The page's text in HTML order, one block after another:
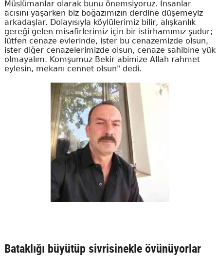
Müslümanlar olarak bunu önemsiyoruz. İnsanlar
acısını yaşarken biz boğazımızın derdine düşemeyiz
arkadaşlar. Dolayısıyla köylülerimiz bilir, alışkanlık
gereği gelen misafirlerimiz için bir istirhamımız şudur;
lütfen cenaze evlerinde, ister bu cenazemizde olsun,
ister diğer cenazelerimizde olsun, cenaze sahibine yük
olmayalım. Komşumuz Bekir abimize Allah rahmet
eylesin, mekanı cennet olsun" dedi.
Bataklığı büyütüp sivrisinekle övünüyorlar